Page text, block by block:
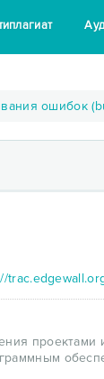
ошибок